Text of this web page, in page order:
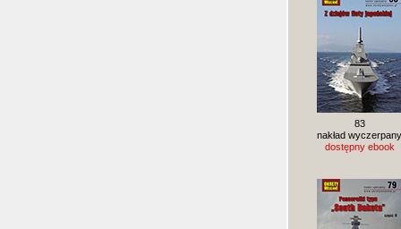
83
nakład wyczerpany
dostępny ebook